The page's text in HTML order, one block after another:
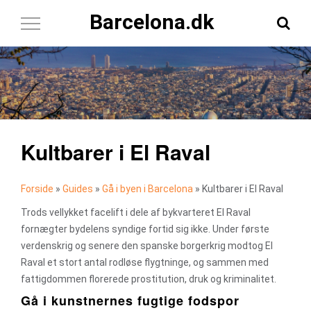
Barcelona.dk
Toggle
Kultbarer i El Raval
Forside » Guides » Gå i byen i Barcelona » Kultbarer i El Raval
Trods vellykket facelift i dele af bykvarteret El Raval
fornægter bydelens syndige fortid sig ikke. Under første
verdenskrig og senere den spanske borgerkrig modtog El
Raval et stort antal rodløse flygtninge, og sammen med
fattigdommen florerede prostitution, druk og kriminalitet.
Gå i kunstnernes fugtige fodspor